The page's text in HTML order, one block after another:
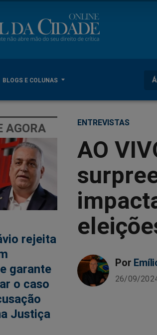
BLOGS E COLUNAS
AGORA
rejeita
garante
o caso
Justiça
ENTREVISTAS
AO
Por
26/09/